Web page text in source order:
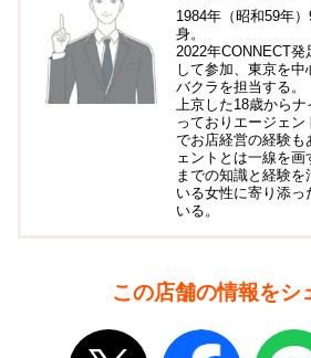
1984年（昭和59年
身。
2022年CONNECT
して参加、東京を中
バクラを担当する。
上京した18歳から
っておりエージェ
でお店経営の経験も
ェントとは一線を
までの知識と経験
いる女性に寄り添っ
いる。
この店舗の情報をシ